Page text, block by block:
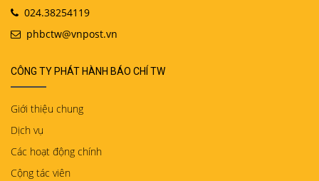
024.38254119
phbctw@vnpost.vn
CÔNG TY PHÁT HÀNH BÁO CHÍ TW
Giới thiệu chung
Dịch vụ
Các hoạt động chính
Cộng tác viên